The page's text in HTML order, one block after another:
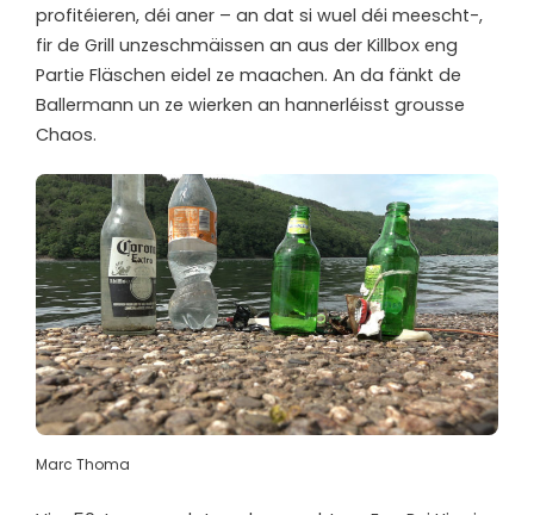
profitéieren, déi aner – an dat si wuel déi meescht-,
fir de Grill unzeschmäissen an aus der Killbox eng
Partie Fläschen eidel ze maachen. An da fänkt de
Ballermann un ze wierken an hannerléisst grousse
Chaos.
Marc Thoma